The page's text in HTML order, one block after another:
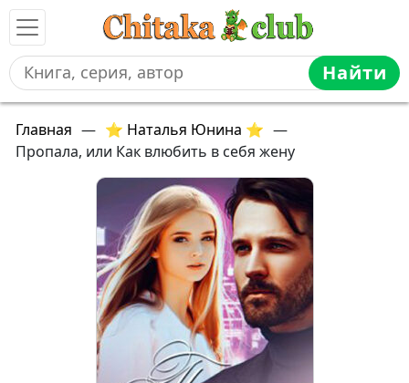
Найти
Главная — ⭐ Наталья Юнина ⭐ —
Пропала, или Как влюбить в себя жену